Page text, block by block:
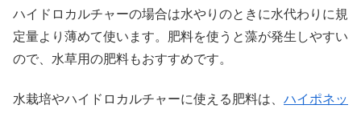
ハイドロカルチャーの場合は水やりのときに水代わりに規
定量より薄めて使います。肥料を使うと藻が発生しやすい
ので、水草用の肥料もおすすめです。
水栽培やハイドロカルチャーに使える肥料は、 ハイポネッ